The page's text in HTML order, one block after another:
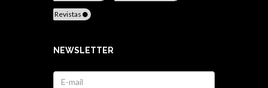
Revistas
NEWSLETTER